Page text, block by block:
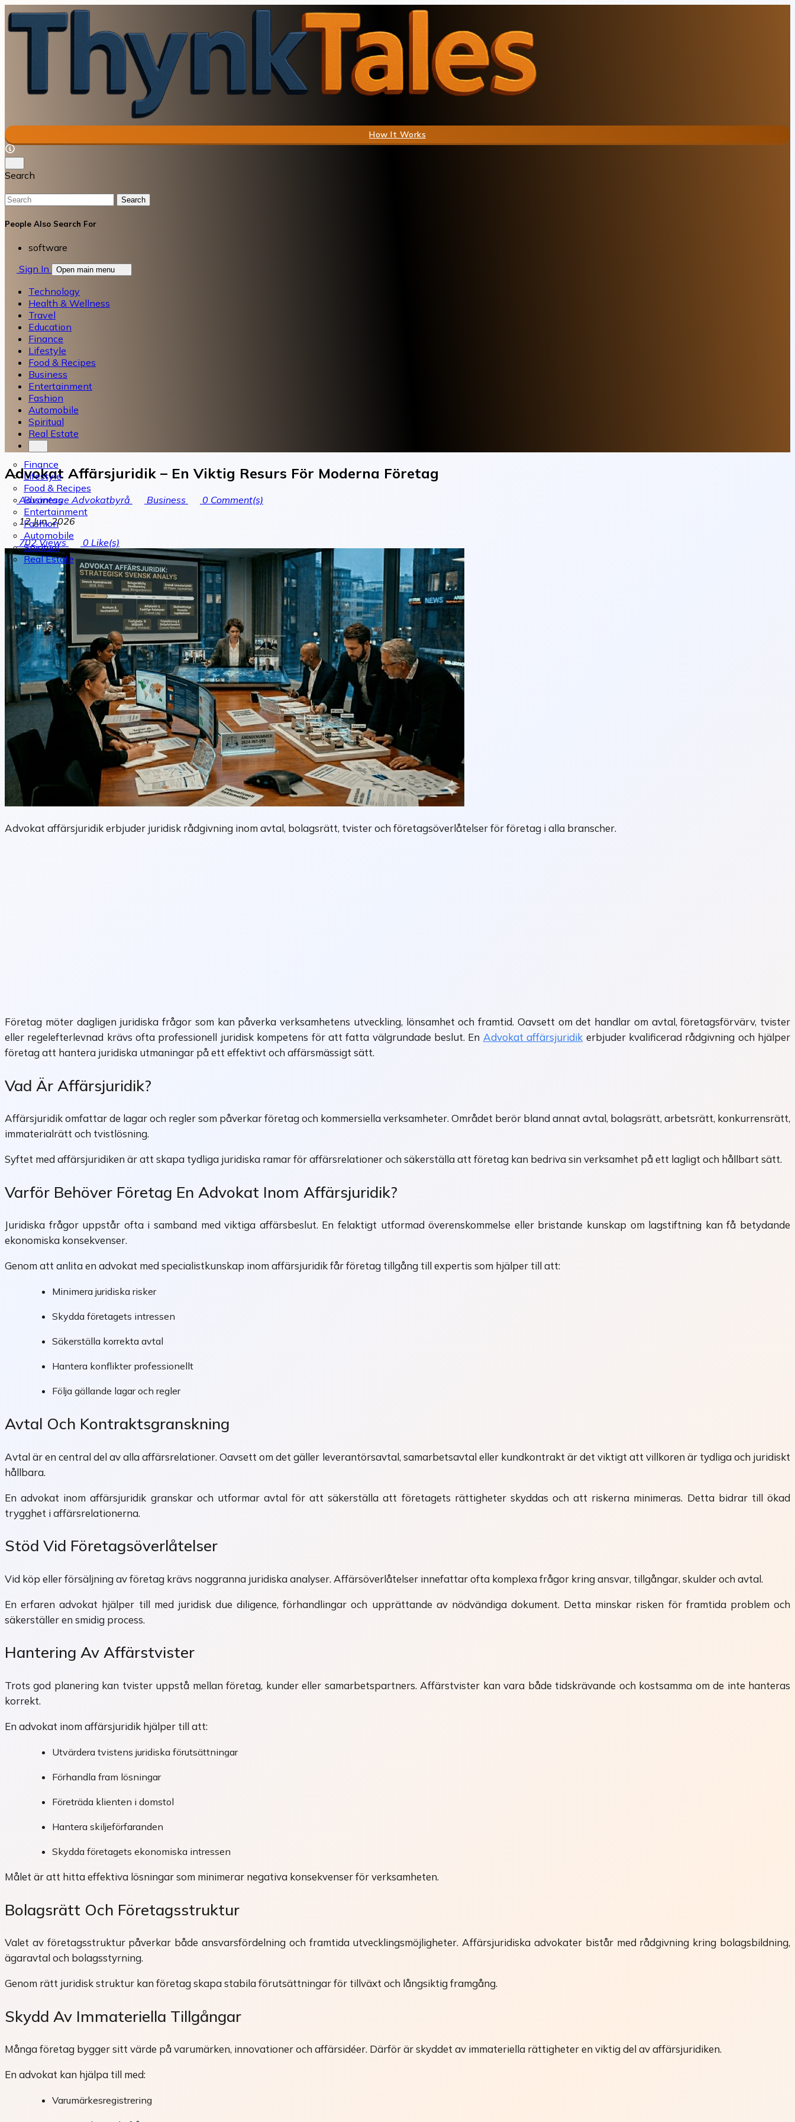
How It Works
Search
Search
People Also Search For
software
Sign In
Open main menu
Technology
Health & Wellness
Travel
Education
Finance
Lifestyle
Food & Recipes
Business
Entertainment
Fashion
Automobile
Spiritual
Real Estate
Finance
Lifestyle
Food & Recipes
Business
Entertainment
Fashion
Automobile
Spiritual
Real Estate
Advokat Affärsjuridik – En Viktig Resurs För Moderna Företag
Advantage Advokatbyrå Business 0 Comment(s)
12 Jun, 2026
702Views 0 Like(s)
Advokat affärsjuridik erbjuder juridisk rådgivning inom avtal, bolagsrätt, tvister och företagsöverlåtelser för företag i alla branscher.
Företag möter dagligen juridiska frågor som kan påverka verksamhetens utveckling, lönsamhet och framtid. Oavsett om det handlar om avtal, företagsförvärv, tvister
eller regelefterlevnad krävs ofta professionell juridisk kompetens för att fatta välgrundade beslut. En Advokat affärsjuridik erbjuder kvalificerad rådgivning och hjälper
företag att hantera juridiska utmaningar på ett effektivt och affärsmässigt sätt.
Vad Är Affärsjuridik?
Affärsjuridik omfattar de lagar och regler som påverkar företag och kommersiella verksamheter. Området berör bland annat avtal, bolagsrätt, arbetsrätt, konkurrensrätt,
immaterialrätt och tvistlösning.
Syftet med affärsjuridiken är att skapa tydliga juridiska ramar för affärsrelationer och säkerställa att företag kan bedriva sin verksamhet på ett lagligt och hållbart sätt.
Varför Behöver Företag En Advokat Inom Affärsjuridik?
Juridiska frågor uppstår ofta i samband med viktiga affärsbeslut. En felaktigt utformad överenskommelse eller bristande kunskap om lagstiftning kan få betydande
ekonomiska konsekvenser.
Genom att anlita en advokat med specialistkunskap inom affärsjuridik får företag tillgång till expertis som hjälper till att:
Minimera juridiska risker
Skydda företagets intressen
Säkerställa korrekta avtal
Hantera konflikter professionellt
Följa gällande lagar och regler
Avtal Och Kontraktsgranskning
Avtal är en central del av alla affärsrelationer. Oavsett om det gäller leverantörsavtal, samarbetsavtal eller kundkontrakt är det viktigt att villkoren är tydliga och juridiskt
hållbara.
En advokat inom affärsjuridik granskar och utformar avtal för att säkerställa att företagets rättigheter skyddas och att riskerna minimeras. Detta bidrar till ökad
trygghet i affärsrelationerna.
Stöd Vid Företagsöverlåtelser
Vid köp eller försäljning av företag krävs noggranna juridiska analyser. Affärsöverlåtelser innefattar ofta komplexa frågor kring ansvar, tillgångar, skulder och avtal.
En erfaren advokat hjälper till med juridisk due diligence, förhandlingar och upprättande av nödvändiga dokument. Detta minskar risken för framtida problem och
säkerställer en smidig process.
Hantering Av Affärstvister
Trots god planering kan tvister uppstå mellan företag, kunder eller samarbetspartners. Affärstvister kan vara både tidskrävande och kostsamma om de inte hanteras
korrekt.
En advokat inom affärsjuridik hjälper till att:
Utvärdera tvistens juridiska förutsättningar
Förhandla fram lösningar
Företräda klienten i domstol
Hantera skiljeförfaranden
Skydda företagets ekonomiska intressen
Målet är att hitta effektiva lösningar som minimerar negativa konsekvenser för verksamheten.
Bolagsrätt Och Företagsstruktur
Valet av företagsstruktur påverkar både ansvarsfördelning och framtida utvecklingsmöjligheter. Affärsjuridiska advokater bistår med rådgivning kring bolagsbildning,
ägaravtal och bolagsstyrning.
Genom rätt juridisk struktur kan företag skapa stabila förutsättningar för tillväxt och långsiktig framgång.
Skydd Av Immateriella Tillgångar
Många företag bygger sitt värde på varumärken, innovationer och affärsidéer. Därför är skyddet av immateriella rättigheter en viktig del av affärsjuridiken.
En advokat kan hjälpa till med:
Varumärkesregistrering